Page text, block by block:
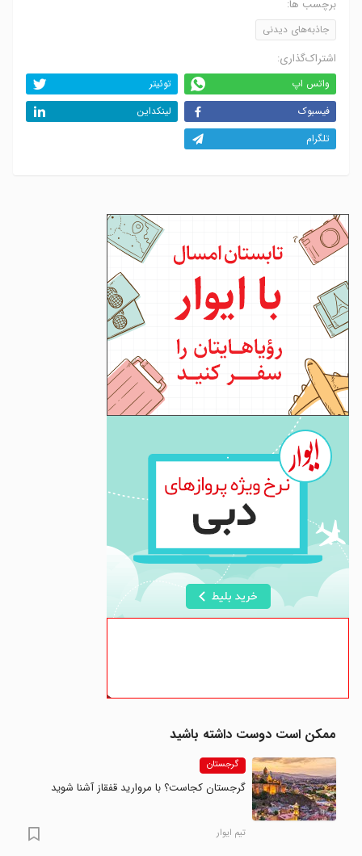
برچسب ها:
جاذبه‌های دیدنی
اشتراک‌گذاری:
واتس اپ
توئیتر
فیسبوک
لینکداین
تلگرام
ممکن است دوست داشته باشید
گرجستان
گرجستان کجاست؟ با مروارید قفقاز آشنا شوید
تیم ایوار